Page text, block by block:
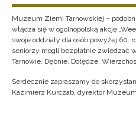
Muzeum Ziemi Tarnowskiej –
włącza się w ogólnopolską akcję
swoje oddziały dla osób powyżej 60.
seniorzy mogli bezpłatnie zwiedzać
Tarnowie, Dębnie, Dołędze,
Serdecznie zapraszamy do
Kazimierz Kurczab, dyrektor